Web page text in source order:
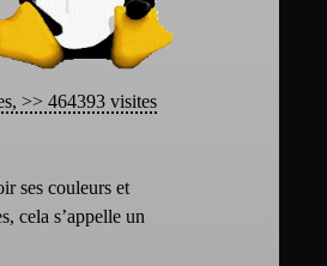
>> 464393 visites
ses couleurs et
cela s’appelle un